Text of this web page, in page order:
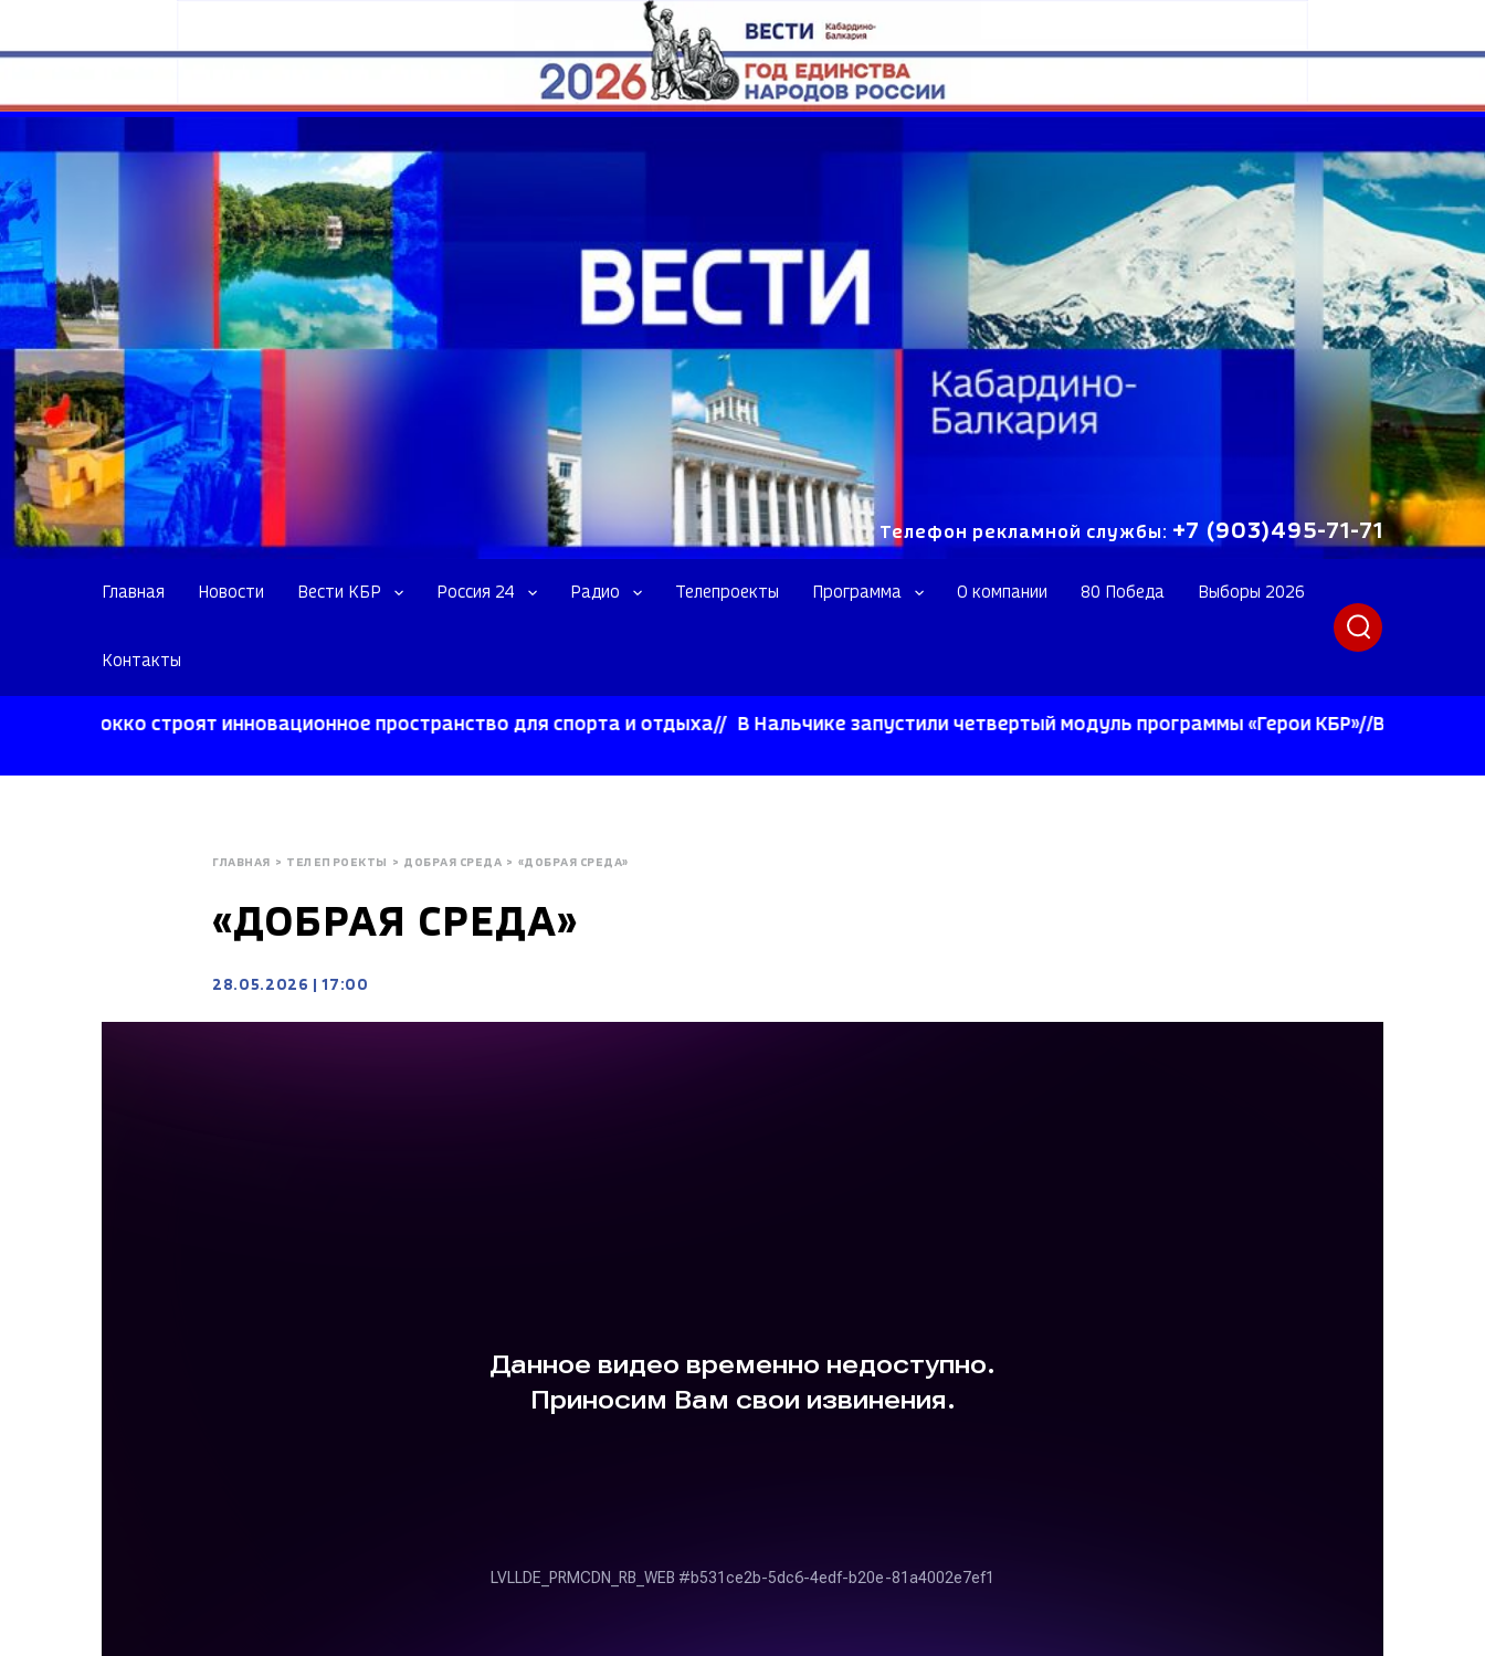
Телефон рекламной службы: +7 (903)495-71-71
Главная Новости Вести КБР Россия 24 Радио Телепроекты Программа О компании 80 Победа Выборы 2026
Контакты
строят инновационное пространство для спорта и отдыха// В Нальчике запустили четвертый модуль программы «Герои КБР»//В Лескенском
ГЛАВНАЯ > ТЕЛЕПРОЕКТЫ > ДОБРАЯ СРЕДА > «ДОБРАЯ СРЕДА»
«ДОБРАЯ СРЕДА»
28.05.2026 17:00